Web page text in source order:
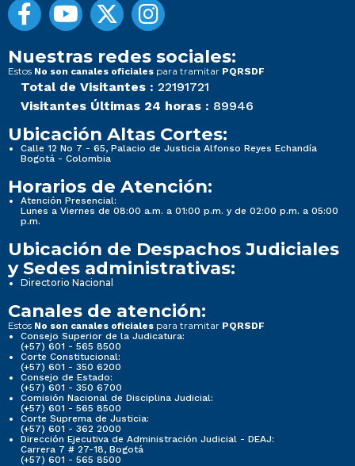
Nuestras redes sociales:
Estos No son canales oficiales para tramitar PQRSDF
Total de Visitantes : 22191721
Visitantes Últimas 24 horas : 89946
Ubicación Altas Cortes:
Calle 12 No 7 - 65, Palacio de Justicia Alfonso Reyes Echandía
Bogotá - Colombia
Horarios de Atención:
Atención Presencial:
Lunes a Viernes de 08:00 a.m. a 01:00 p.m. y de 02:00 p.m. a 05:00
p.m.
Ubicación de Despachos Judiciales
y Sedes administrativas:
Directorio Nacional
Canales de atención:
Estos No son canales oficiales para tramitar PQRSDF
Consejo Superior de la Judicatura:
(+57) 601 - 565 8500
Corte Constitucional:
(+57) 601 - 350 6200
Consejo de Estado:
(+57) 601 - 350 6700
Comisión Nacional de Disciplina Judicial:
(+57) 601 - 565 8500
Corte Suprema de Justicia:
(+57) 601 - 362 2000
Dirección Ejecutiva de Administración Judicial - DEAJ:
Carrera 7 # 27-18, Bogotá
(+57) 601 - 565 8500